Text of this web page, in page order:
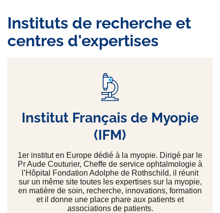
Instituts de recherche et
centres d'expertises
Institut Français de Myopie
(IFM)
1er institut en Europe dédié à la myopie. Dirigé par le
Pr Aude Couturier, Cheffe de service ophtalmologie à
l’Hôpital Fondation Adolphe de Rothschild, il réunit
sur un même site toutes les expertises sur la myopie,
en matière de soin, recherche, innovations, formation
et il donne une place phare aux patients et
associations de patients.